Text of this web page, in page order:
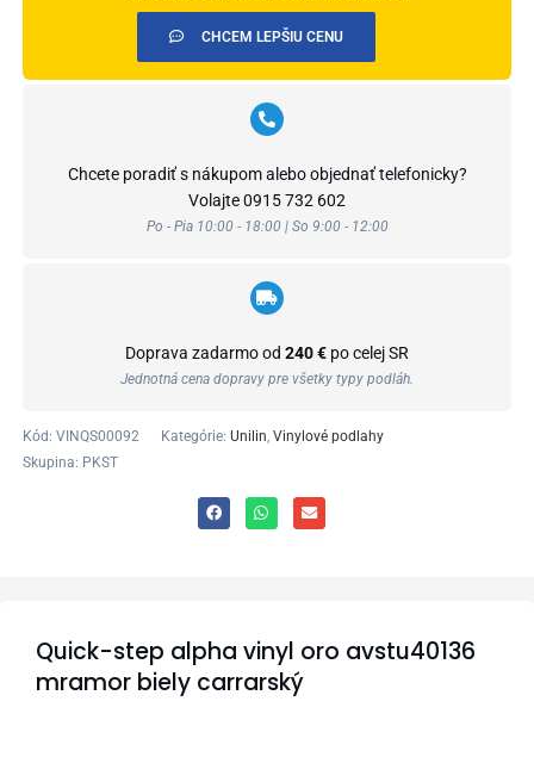
CHCEM LEPŠIU CENU
Chcete poradiť s nákupom alebo objednať telefonicky?
Volajte0915 732 602
Po - Pia 10:00 - 18:00 | So 9:00 - 12:00
Doprava zadarmo od 240 € po celej SR
Jednotná cena dopravy pre všetky typy podláh.
Kód: VINQS00092 Kategórie: Unilin, Vinylové podlahy
Skupina: PKST
Quick-step alpha vinyl oro avstu40136
mramor biely carrarský